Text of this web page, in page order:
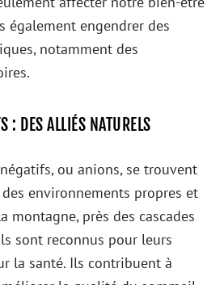
également engendrer des
notamment des
: DES ALLIÉS NATURELS
ou anions, se trouvent
environnements propres et
montagne, près des cascades
sont reconnus pour leurs
la santé. Ils contribuent à